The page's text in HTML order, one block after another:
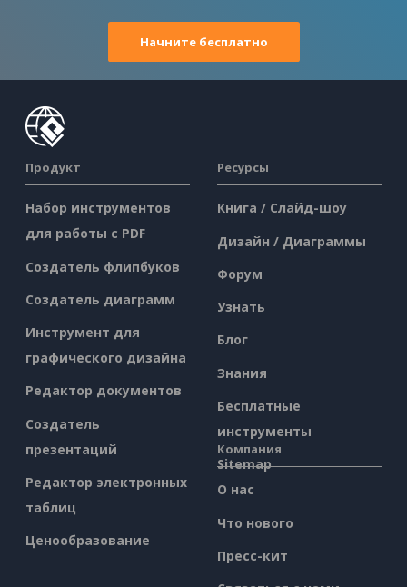
Начните бесплатно
Продукт
Набор инструментов
для работы с PDF
Создатель флипбуков
Создатель диаграмм
Инструмент для
графического дизайна
Редактор документов
Создатель
презентаций
Редактор электронных
таблиц
Ценообразование
Ресурсы
Книга / Слайд-шоу
Дизайн / Диаграммы
Форум
Узнать
Блог
Знания
Бесплатные
инструменты
Sitemap
Компания
О нас
Что нового
Пресс-кит